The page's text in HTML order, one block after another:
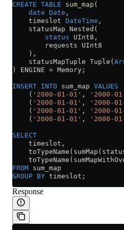
CREATE TABLE sum_map (
    date
Date ,
    timeslot
DateTime ,
    statusMap Nested(
        status
UInt8,
        requests UInt8
    ),
    statusMapTuple Tuple(
) ENGINE = Memory;
INSERT INTO sum_map VALUES
    (
'2000-01-01' , '2000-
    (
'2000-01-01' , '2000-
    (
'2000-01-01' , '2000-
    (
'2000-01-01' , '2000-
SELECT
    timeslot,
    toTypeName(sumMap(
FROM sum_map
GROUP BY timeslot;
Response